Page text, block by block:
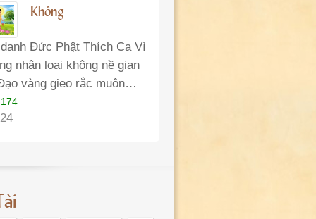
Không
Đức Phật Thích Ca Vì
nhân loại không nề gian
vàng gieo rắc muôn…